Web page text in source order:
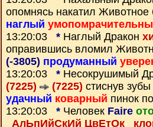
опомнясь накатил Животное
наглый
13:20:03 * Наглый Дракон
оправившись вломил
(-3805) продуманный
13:20:03 * Несокрушимый
(7225)
(7225) стиснув
удачный коварный пинок
13:20:03 * Человек Faire
_АлЬпИйСкИй ЦвЕтОк_